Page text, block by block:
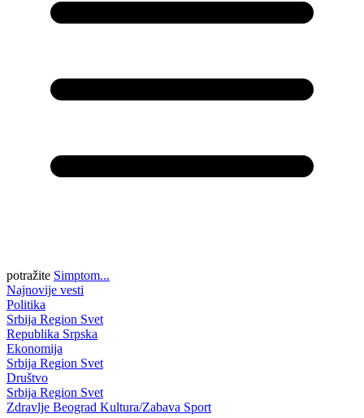
potražite Simptom...
Najnovije vesti
Politika
Srbija Region Svet
Republika Srpska
Ekonomija
Srbija Region Svet
Društvo
Srbija Region Svet
Zdravlje Beograd Kultura/Zabava Sport